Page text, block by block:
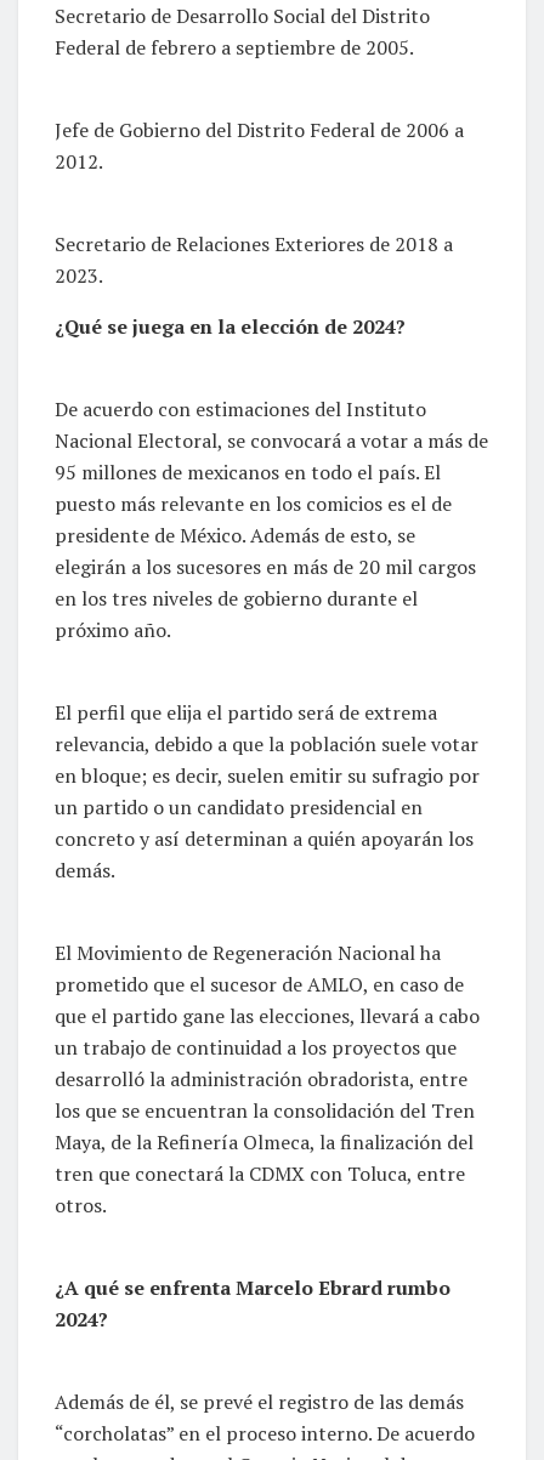
Secretario de Desarrollo Social del Distrito
Federal de febrero a septiembre de 2005.
Jefe de Gobierno del Distrito Federal de 2006 a
2012.
Secretario de Relaciones Exteriores de 2018 a
2023.
¿Qué se juega en la elección de 2024?
De acuerdo con estimaciones del Instituto
Nacional Electoral, se convocará a votar a más de
95 millones de mexicanos en todo el país. El
puesto más relevante en los comicios es el de
presidente de México. Además de esto, se
elegirán a los sucesores en más de 20 mil cargos
en los tres niveles de gobierno durante el
próximo año.
El perfil que elija el partido será de extrema
relevancia, debido a que la población suele votar
en bloque; es decir, suelen emitir su sufragio por
un partido o un candidato presidencial en
concreto y así determinan a quién apoyarán los
demás.
El Movimiento de Regeneración Nacional ha
prometido que el sucesor de AMLO, en caso de
que el partido gane las elecciones, llevará a cabo
un trabajo de continuidad a los proyectos que
desarrolló la administración obradorista, entre
los que se encuentran la consolidación del Tren
Maya, de la Refinería Olmeca, la finalización del
tren que conectará la CDMX con Toluca, entre
otros.
¿A qué se enfrenta Marcelo Ebrard rumbo
2024?
Además de él, se prevé el registro de las demás
“corcholatas” en el proceso interno. De acuerdo